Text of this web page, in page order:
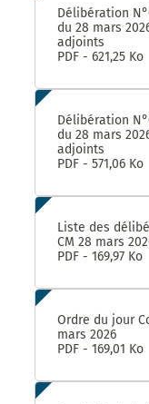
Délibération
du 28 mars
adjoints
PDF - 621,25 Ko
Délibération
du 28 mars
adjoints
PDF - 571,06 Ko
Liste des
CM 28 mars
PDF - 169,97 Ko
Ordre du jour
mars 2026
PDF - 169,01 Ko